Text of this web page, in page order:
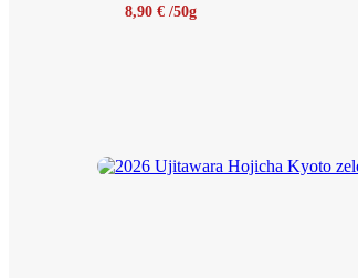
8,90 € /50g